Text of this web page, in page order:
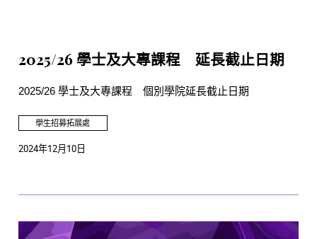
2025/26 學士及大專課程 延長截止日期
2025/26 學士及大專課程 個別學院延長截止日期
學生招募拓展處
2024年12月10日